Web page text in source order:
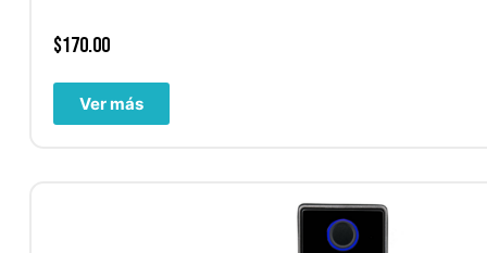
$170.00
Ver más